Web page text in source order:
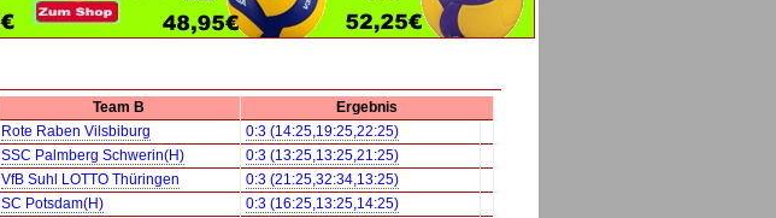
Team B
Ergebnis
Rote Raben Vilsbiburg
0:3 (14:25,19:25,22:25)
SSC Palmberg Schwerin(H)
0:3 (13:25,13:25,21:25)
VfB Suhl LOTTO Thüringen
0:3 (21:25,32:34,13:25)
SC Potsdam(H)
0:3 (16:25,13:25,14:25)